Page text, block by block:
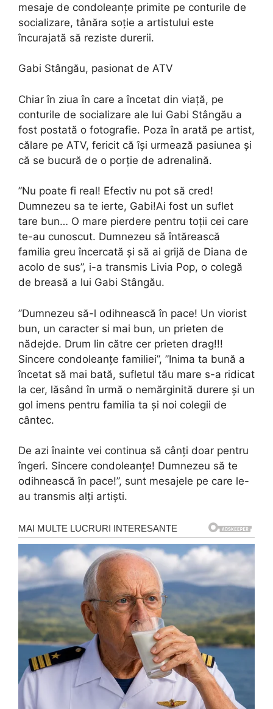
mesaje de condoleanțe primite pe conturile de
socializare, tânăra soție a artistului este
încurajată să reziste durerii.
Gabi Stângău, pasionat de ATV
Chiar în ziua în care a încetat din viață, pe
conturile de socializare ale lui Gabi Stângău a
fost postată o fotografie. Poza în arată pe artist,
călare pe ATV, fericit că își urmează pasiunea și
că se bucură de o porție de adrenalină.
”Nu poate fi real! Efectiv nu pot să cred!
Dumnezeu sa te ierte, Gabi!Ai fost un suflet
tare bun… O mare pierdere pentru toții cei care
te-au cunoscut. Dumnezeu să întărească
familia greu încercată și să ai grijă de Diana de
acolo de sus”, i-a transmis Livia Pop, o colegă
de breasă a lui Gabi Stângău.
”Dumnezeu să-l odihnească în pace! Un viorist
bun, un caracter si mai bun, un prieten de
nădejde. Drum lin către cer prieten drag!!!
Sincere condoleanțe familiei”, ”Inima ta bună a
încetat să mai bată, sufletul tău mare s-a ridicat
la cer, lăsând în urmă o nemărginită durere şi un
gol imens pentru familia ta și noi colegii de
cântec.
De azi înainte vei continua să cânţi doar pentru
îngeri. Sincere condoleanțe! Dumnezeu să te
odihnească în pace!”, sunt mesajele pe care le-
au transmis alți artiști.